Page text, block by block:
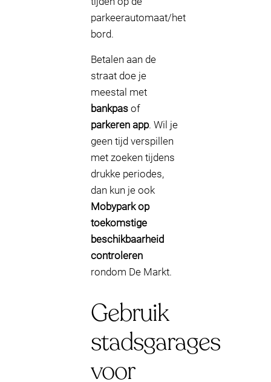
parkeerautomaat/het
bord.
Betalen aan de
straat doe je
meestal met
bankpas of
parkeren app. Wil je
geen tijd verspillen
met zoeken tijdens
drukke periodes,
dan kun je ook
Mobypark op
toekomstige
beschikbaarheid
controleren
rondom De Markt.
Gebruik
stadsgarages
voor